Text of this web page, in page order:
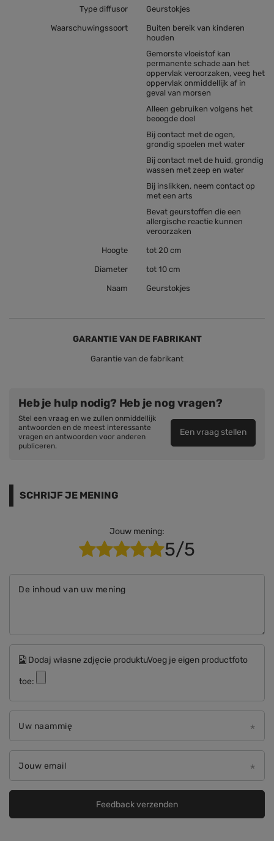
Type diffusor Geurstokjes
Waarschuwingssoort
Buiten bereik van kinderen
houden
Gemorste vloeistof kan
permanente schade aan het
oppervlak veroorzaken, veeg het
oppervlak onmiddellijk af in
geval van morsen
Alleen gebruiken volgens het
beoogde doel
Bij contact met de ogen,
grondig spoelen met water
Bij contact met de huid, grondig
wassen met zeep en water
Bij inslikken, neem contact op
met een arts
Bevat geurstoffen die een
allergische reactie kunnen
veroorzaken
Hoogte tot 20 cm
Diameter tot 10 cm
Naam Geurstokjes
GARANTIE VAN DE FABRIKANT
Garantie van de fabrikant
Heb je hulp nodig? Heb je nog vragen?
Stel een vraag en we zullen onmiddellijk
antwoorden en de meest interessante
vragen en antwoorden voor anderen
publiceren.
Een vraag stellen
SCHRIJF JE MENING
Jouw mening:
5/5
De inhoud van uw mening
Dodaj własne zdjęcie produktuVoeg je eigen productfoto
toe:
Uw naammię
Jouw email
Feedback verzenden